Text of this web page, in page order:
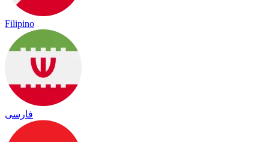
Filipino
فارسی